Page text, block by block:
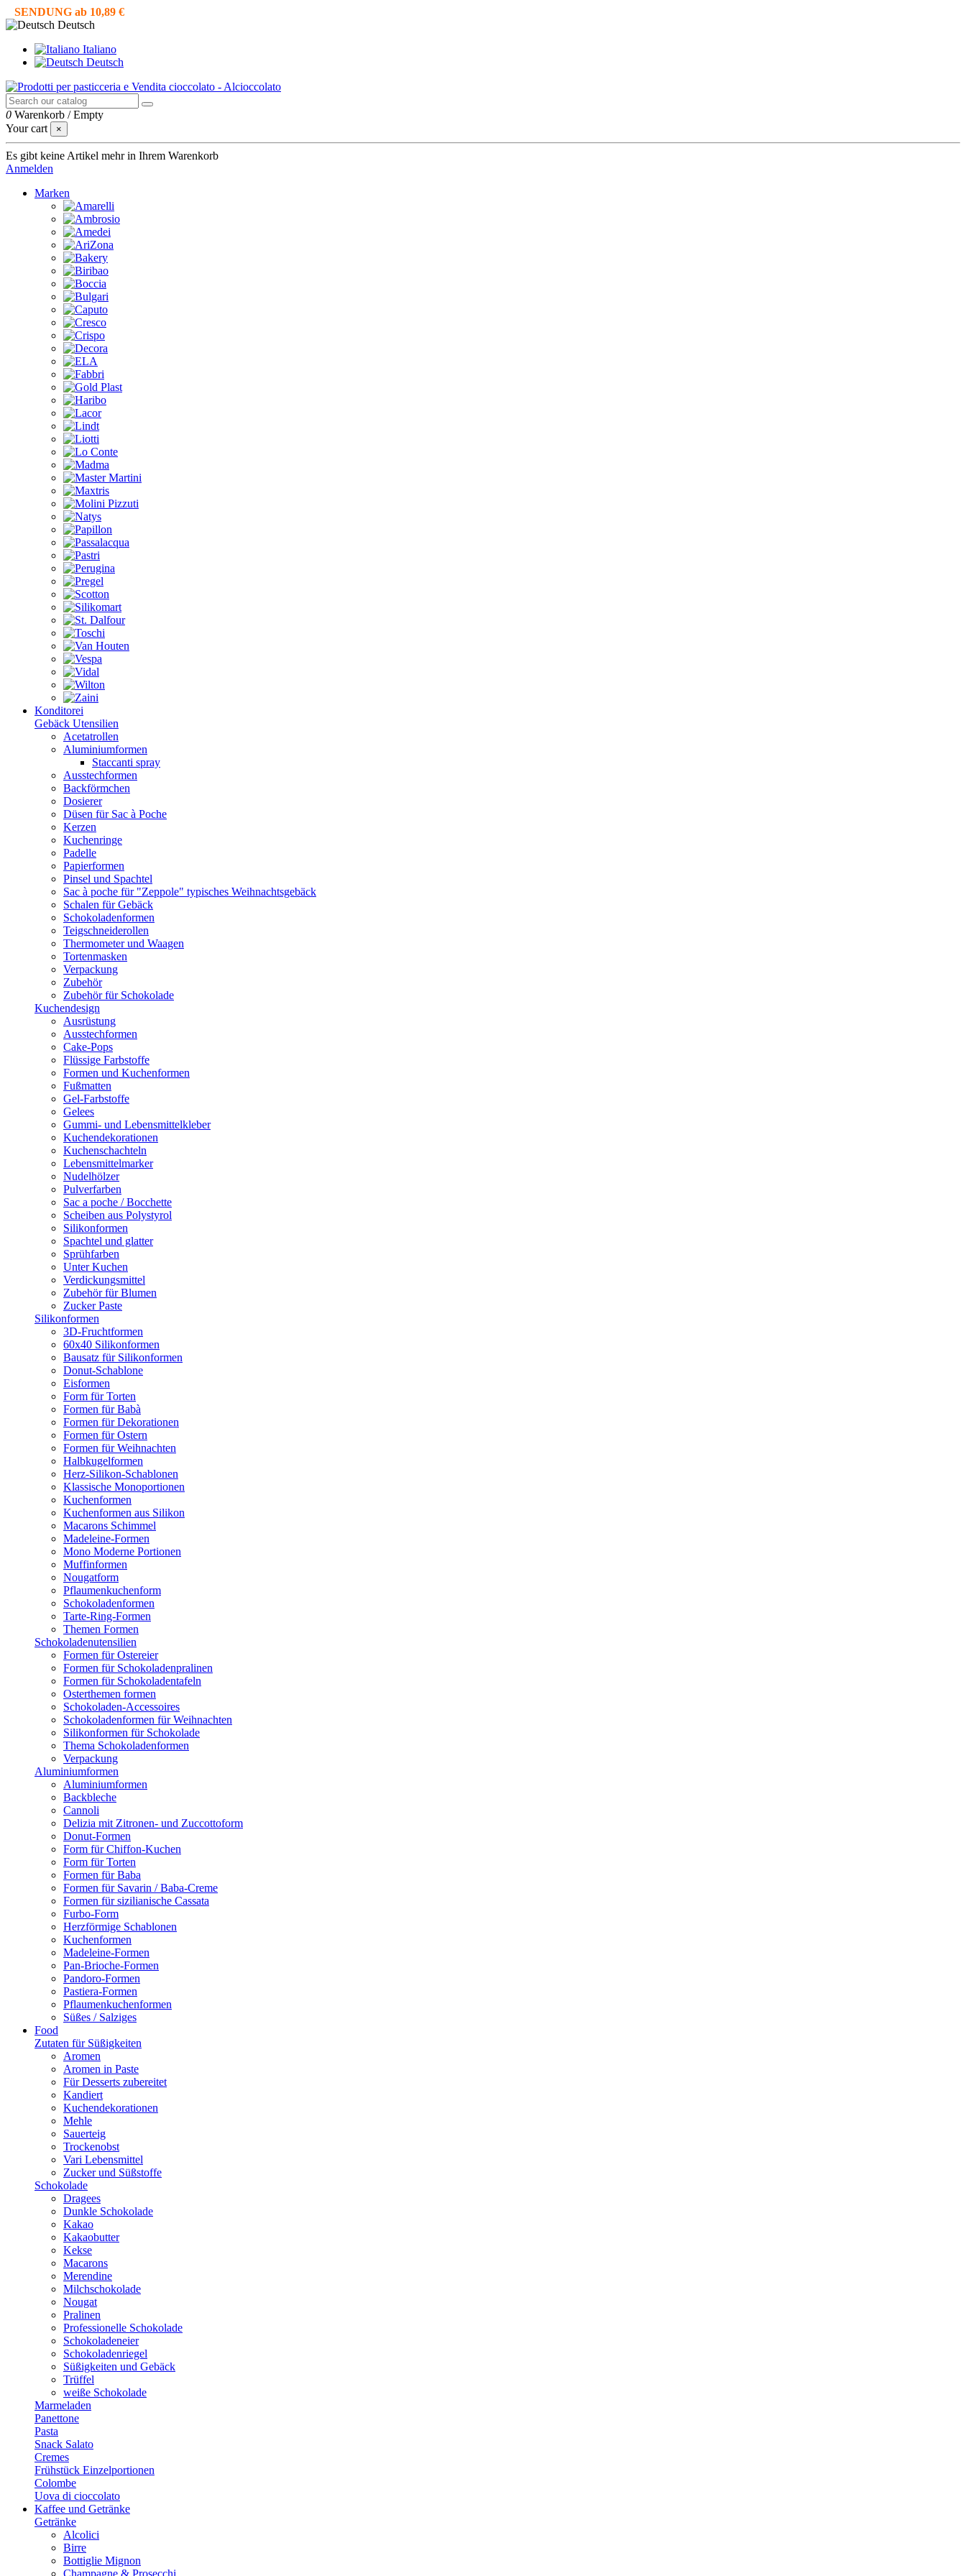
SENDUNG ab 10,89 €
Deutsch
Italiano
Deutsch
0 Warenkorb /Empty
Your cart
×
Es gibt keine Artikel mehr in Ihrem Warenkorb
Anmelden
Marken
Konditorei
Gebäck Utensilien
Acetatrollen
Aluminiumformen
Staccanti spray
Ausstechformen
Backförmchen
Dosierer
Düsen für Sac à Poche
Kerzen
Kuchenringe
Padelle
Papierformen
Pinsel und Spachtel
Sac à poche für "Zeppole" typisches Weihnachtsgebäck
Schalen für Gebäck
Schokoladenformen
Teigschneiderollen
Thermometer und Waagen
Tortenmasken
Verpackung
Zubehör
Zubehör für Schokolade
Kuchendesign
Ausrüstung
Ausstechformen
Cake-Pops
Flüssige Farbstoffe
Formen und Kuchenformen
Fußmatten
Gel-Farbstoffe
Gelees
Gummi- und Lebensmittelkleber
Kuchendekorationen
Kuchenschachteln
Lebensmittelmarker
Nudelhölzer
Pulverfarben
Sac a poche / Bocchette
Scheiben aus Polystyrol
Silikonformen
Spachtel und glatter
Sprühfarben
Unter Kuchen
Verdickungsmittel
Zubehör für Blumen
Zucker Paste
Silikonformen
3D-Fruchtformen
60x40 Silikonformen
Bausatz für Silikonformen
Donut-Schablone
Eisformen
Form für Torten
Formen für Babà
Formen für Dekorationen
Formen für Ostern
Formen für Weihnachten
Halbkugelformen
Herz-Silikon-Schablonen
Klassische Monoportionen
Kuchenformen
Kuchenformen aus Silikon
Macarons Schimmel
Madeleine-Formen
Mono Moderne Portionen
Muffinformen
Nougatform
Pflaumenkuchenform
Schokoladenformen
Tarte-Ring-Formen
Themen Formen
Schokoladenutensilien
Formen für Ostereier
Formen für Schokoladenpralinen
Formen für Schokoladentafeln
Osterthemen formen
Schokoladen-Accessoires
Schokoladenformen für Weihnachten
Silikonformen für Schokolade
Thema Schokoladenformen
Verpackung
Aluminiumformen
Aluminiumformen
Backbleche
Cannoli
Delizia mit Zitronen- und Zuccottoform
Donut-Formen
Form für Chiffon-Kuchen
Form für Torten
Formen für Baba
Formen für Savarin / Baba-Creme
Formen für sizilianische Cassata
Furbo-Form
Herzförmige Schablonen
Kuchenformen
Madeleine-Formen
Pan-Brioche-Formen
Pandoro-Formen
Pastiera-Formen
Pflaumenkuchenformen
Süßes / Salziges
Food
Zutaten für Süßigkeiten
Aromen
Aromen in Paste
Für Desserts zubereitet
Kandiert
Kuchendekorationen
Mehle
Sauerteig
Trockenobst
Vari Lebensmittel
Zucker und Süßstoffe
Schokolade
Dragees
Dunkle Schokolade
Kakao
Kakaobutter
Kekse
Macarons
Merendine
Milchschokolade
Nougat
Pralinen
Professionelle Schokolade
Schokoladeneier
Schokoladenriegel
Süßigkeiten und Gebäck
Trüffel
weiße Schokolade
Marmeladen
Panettone
Pasta
Snack Salato
Cremes
Frühstück Einzelportionen
Colombe
Uova di cioccolato
Kaffee und Getränke
Getränke
Alcolici
Birre
Bottiglie Mignon
Champagne & Prosecchi